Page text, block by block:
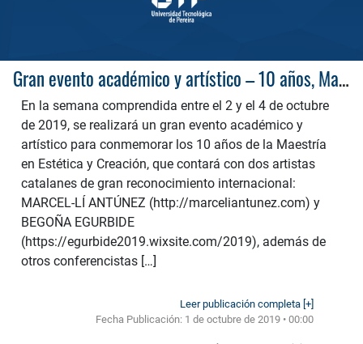
Gran evento académico y artístico – 10 años, Maestría en Estética y Creación
En la semana comprendida entre el 2 y el 4 de octubre
de 2019, se realizará un gran evento académico y
artístico para conmemorar los 10 años de la Maestría
en Estética y Creación, que contará con dos artistas
catalanes de gran reconocimiento internacional:
MARCEL-LÍ ANTÚNEZ (http://marceliantunez.com) y
BEGOÑA EGURBIDE
(https://egurbide2019.wixsite.com/2019), además de
otros conferencistas […]
Leer publicación completa [+]
Fecha Publicación: 1 de octubre de 2019 • 00:00